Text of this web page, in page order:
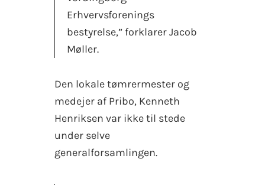
Erhvervsforenings
bestyrelse,” forklarer Jacob
Møller.
Den lokale tømrermester og
medejer af Pribo, Kenneth
Henriksen var ikke til stede
under selve
generalforsamlingen.